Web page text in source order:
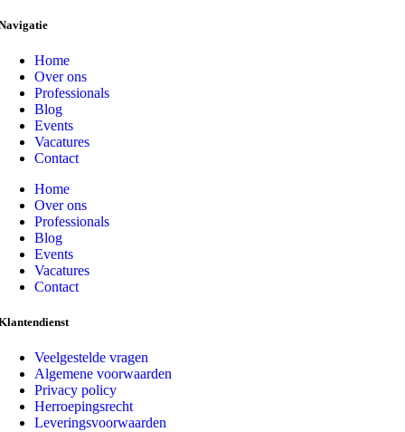
Home
Over ons
Professionals
Blog
Events
Vacatures
Contact
Home
Over ons
Professionals
Blog
Events
Vacatures
Contact
Veelgestelde vragen
Algemene voorwaarden
Privacy policy
Herroepingsrecht
Leveringsvoorwaarden